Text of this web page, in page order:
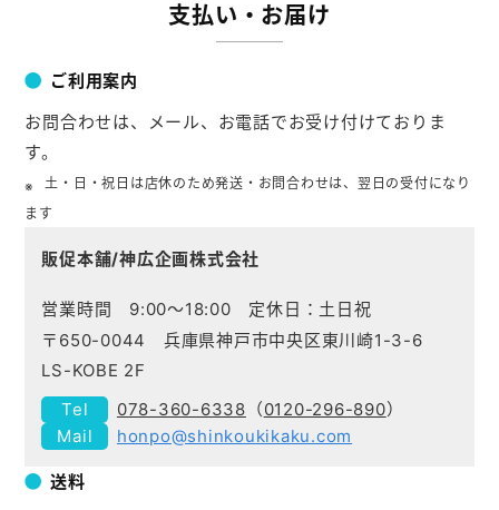
支払い・お届け
ご利用案内
お問合わせは、メール、お電話でお受け付けておりま
す。
土・日・祝日は店休のため発送・お問合わせは、翌日の受付になり
ます
販促本舗/神広企画株式会社
営業時間 9:00～18:00 定休日：土日祝
〒650-0044 兵庫県神戸市中央区東川崎1-3-6
LS-KOBE 2F
078-360-6338 （0120-296-890）
honpo@shinkoukikaku.com
送料